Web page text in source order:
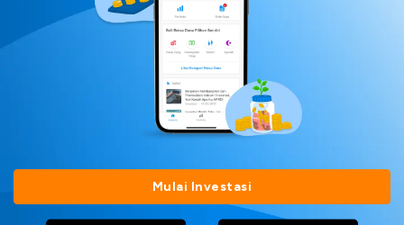
Mulai Investasi